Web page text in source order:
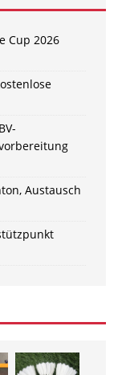
Cup 2026
Austausch